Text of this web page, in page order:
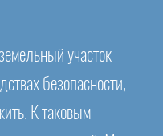
участок
безопасности,
К таковым